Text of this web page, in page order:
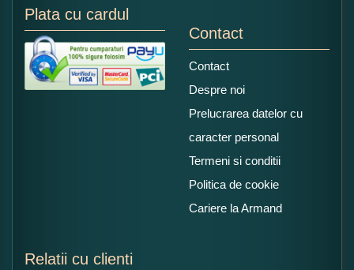
Plata cu cardul
Contact
Contact
Despre noi
Prelucrarea datelor cu
caracter personal
Termeni si conditii
Politica de cookie
Cariere la Armand
Relatii cu clienti